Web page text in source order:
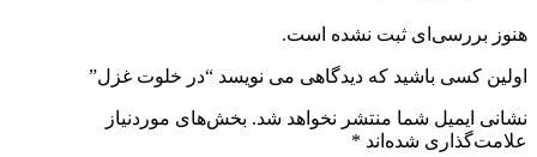
هنوز بررسی‌ای ثبت نشده است.
اولین کسی باشید که دیدگاهی می نویسد “در خلوت غزل”
نشانی ایمیل شما منتشر نخواهد شد. بخش‌های موردنیاز
علامت‌گذاری شده‌اند *